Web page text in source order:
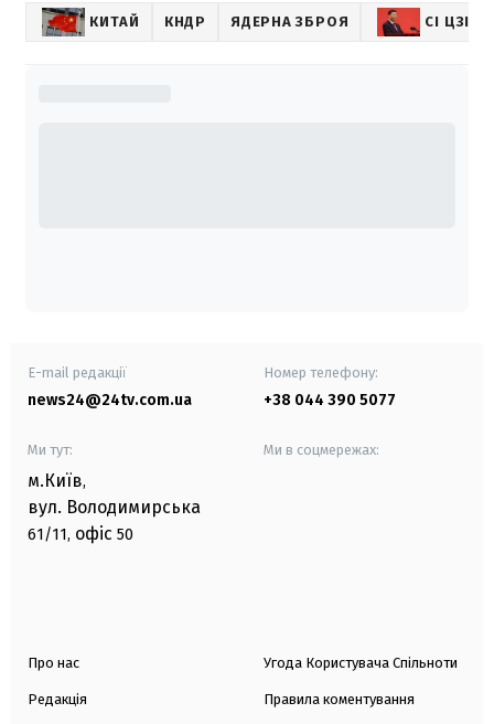
КИТАЙ КНДР ЯДЕРНА ЗБРОЯ СІ
E-mail редакції
news24@24tv.com.ua
Номер телефону:
+38 044 390 5077
Ми тут:
м.Київ,
вул. Володимирська
61/11, офіс 50
Ми в соцмережах:
Про нас
Редакція
Угода Користувача Спільноти
Правила коментування